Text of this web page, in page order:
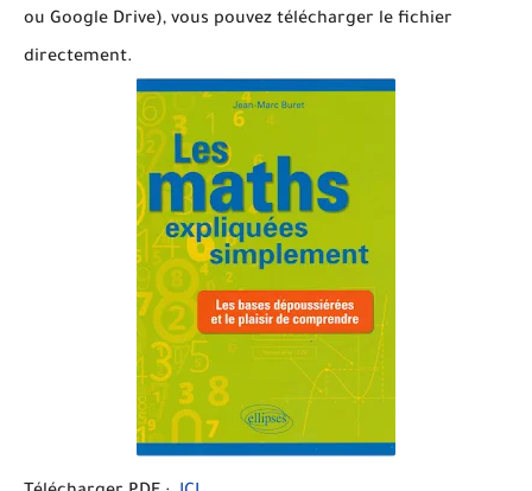
ou Google Drive), vous pouvez télécharger le fichier
directement.